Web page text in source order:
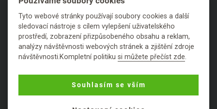
Výrobce:TAOASIS GmbH, Dahlbrede 3 , 32758, Detmold,
Z blogu 4
Tyto webové stránky používají soubory cookies a další
sledovací nástroje s cílem vylepšení uživatelského
prostředí, zobrazení přizpůsobeného obsahu a reklam,
analýzy návštěvnosti webových stránek a zjištění zdroje
návštěvnosti.Kompletní politikusi můžete přečíst zde.
Souhlasím se vším